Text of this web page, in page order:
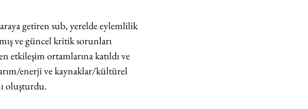
araya getiren sub, yerelde eylemlilik
ve güncel kritik sorunları
etkileşim ortamlarına katıldı ve
enerji ve kaynaklar/kültürel
oluşturdu.